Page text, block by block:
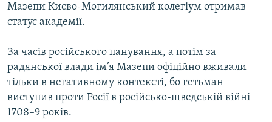
Мазепи Києво-Могилянський колегіум отримав
статус академії.
За часів російського панування, а потім за
радянської влади ім’я Мазепи офіційно вживали
тільки в негативному контексті, бо гетьман
виступив проти Росії в російсько-шведській війні
1708–9 років.